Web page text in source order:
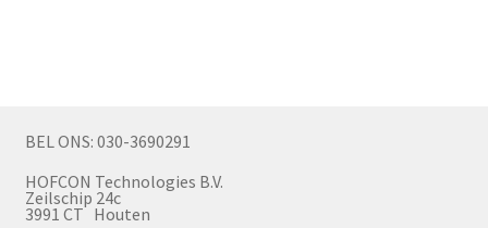
BEL ONS: 030-3690291
HOFCON Technologies B.V.
Zeilschip 24c
3991 CT Houten